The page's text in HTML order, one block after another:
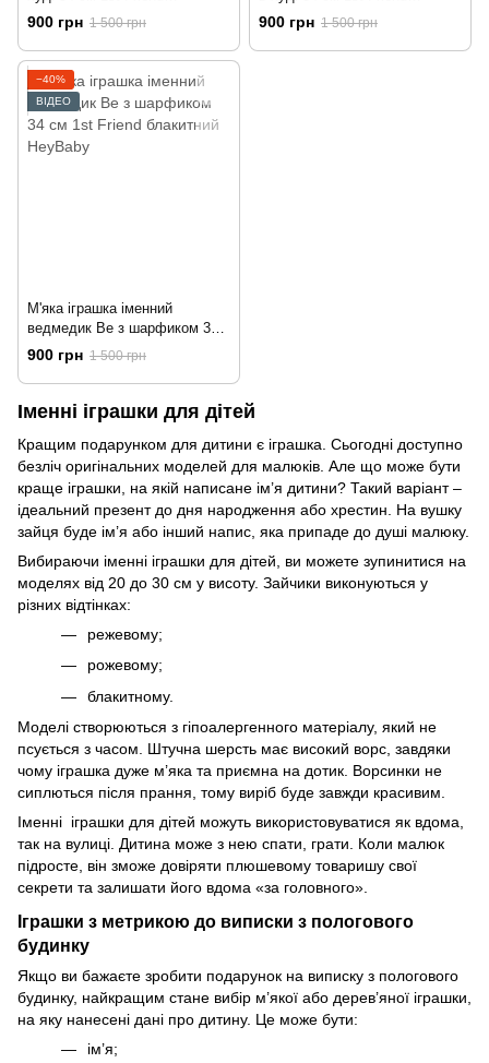
блакитний HeyBaby
900 грн 1 500 грн
коричневий з розовими
вушками HeyBaby
900 грн 1 500 грн
−40%
ВІДЕО
М'яка іграшка іменний
ведмедик Be з шарфиком 34
см 1st Friend блакитний
HeyBaby
900 грн 1 500 грн
Іменні іграшки для дітей
Кращим подарунком для дитини є іграшка. Сьогодні доступно
безліч оригінальних моделей для малюків. Але що може бути
краще іграшки, на якій написане ім’я дитини? Такий варіант –
ідеальний презент до дня народження або хрестин. На вушку
зайця буде ім’я або інший напис, яка припаде до душі малюку.
Вибираючи іменні іграшки для дітей, ви можете зупинитися на
моделях від 20 до 30 см у висоту. Зайчики виконуються у
різних відтінках:
режевому;
рожевому;
блакитному.
Моделі створюються з гіпоалергенного матеріалу, який не
псується з часом. Штучна шерсть має високий ворс, завдяки
чому іграшка дуже м’яка та приємна на дотик. Ворсинки не
сиплються після прання, тому виріб буде завжди красивим.
Іменні іграшки для дітей можуть використовуватися як вдома,
так на вулиці. Дитина може з нею спати, грати. Коли малюк
підросте, він зможе довіряти плюшевому товаришу свої
секрети та залишати його вдома «за головного».
Іграшки з метрикою до виписки з пологового
будинку
Якщо ви бажаєте зробити подарунок на виписку з пологового
будинку, найкращим стане вибір м’якої або дерев’яної іграшки,
на яку нанесені дані про дитину. Це може бути:
ім’я;